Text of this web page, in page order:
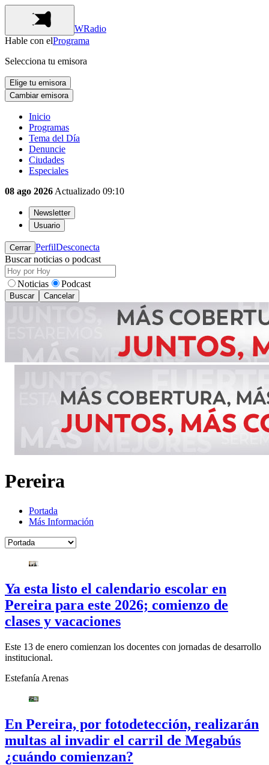
WRadio
Hable con elPrograma
Selecciona tu emisora
Elige tu emisora
Cambiar emisora
Inicio
Programas
Tema del Día
Denuncie
Ciudades
Especiales
08 ago 2026 Actualizado 09:10
Newsletter
Usuario
Cerrar PerfilDesconecta
Buscar noticias o podcast
Noticias Podcast
Buscar Cancelar
Pereira
Portada
Más Información
Ya esta listo el calendario escolar en
Pereira para este 2026; comienzo de
clases y vacaciones
Este 13 de enero comienzan los docentes con jornadas de desarrollo
institucional.
Estefanía Arenas
En Pereira, por fotodetección, realizarán
multas al invadir el carril de Megabús
¿cuándo comienzan?